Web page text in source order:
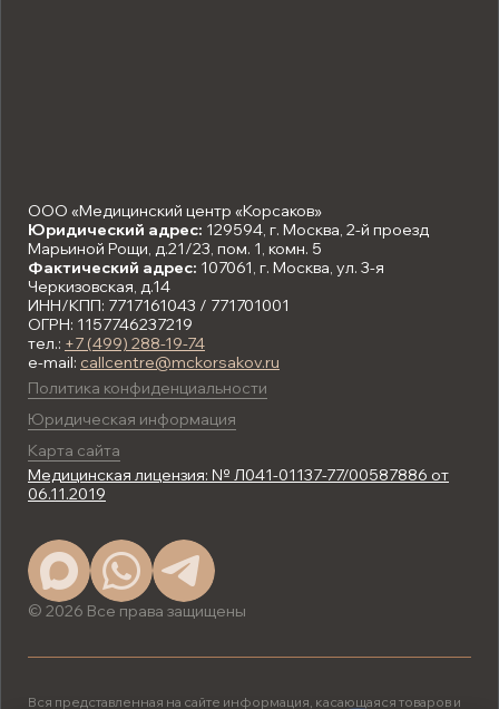
ООО «Медицинский центр «Корсаков»
Юридический адрес: 129594, г. Москва, 2-й проезд
Марьиной Рощи, д.21/23, пом. 1, комн. 5
Фактический адрес: 107061, г. Москва, ул. 3-я
Черкизовская, д.14
ИНН/КПП: 7717161043 / 771701001
ОГРН: 1157746237219
тел.: +7 (499) 288-19-74
e-mail: callcentre@mckorsakov.ru
Политика конфиденциальности
Юридическая информация
Карта сайта
Медицинская лицензия: № Л041-01137-77/00587886 от
06.11.2019
© 2026 Все права защищены
Вся представленная на сайте информация, касающаяся товаров и